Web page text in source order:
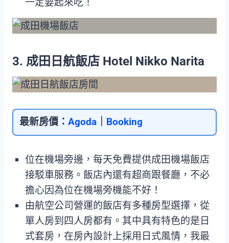
3. 成田日航飯店 Hotel Nikko Narita
最新房價： Agoda｜ Booking
位在機場旁邊，每天免費提供成田機場飯店
接駁車服務。飯店內還有超商跟餐廳，不必
擔心因為位在機場旁機能不好！
由航空公司營運的飯店有多種房型選擇，從
單人房到四人房都有。其中具有特色的是日
式套房，在房內設計上採用日式風情，我最